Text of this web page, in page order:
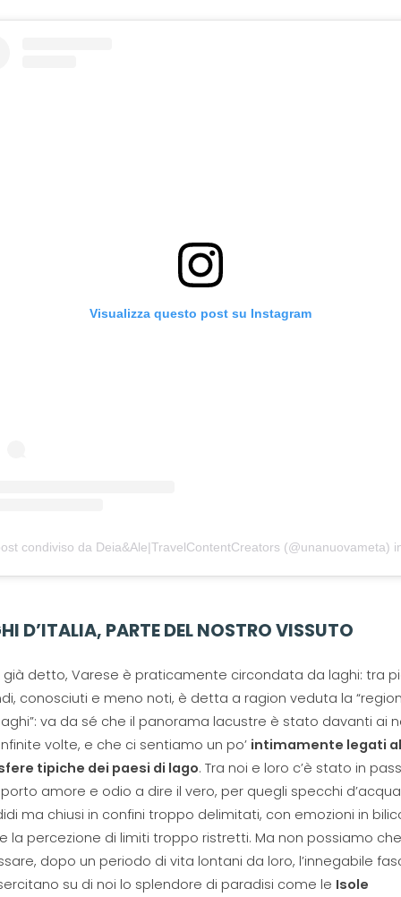
Visualizza questo post su Instagram
condiviso da Deia&Ale|TravelContentCreators (@unanuovameta)
D’ITALIA, PARTE DEL NOSTRO VISSUTO
già detto, Varese è praticamente circondata da laghi: tra
conosciuti e meno noti, è detta a ragion veduta la
va da sé che il panorama lacustre è stato davanti ai
volte, e che ci sentiamo un po’ intimamente legati
tipiche dei paesi di lago. Tra noi e loro c’è stato in
amore e odio a dire il vero, per quegli specchi d’acqua
ma chiusi in confini troppo delimitati, con emozioni in
e la percezione di limiti troppo ristretti. Ma non possiamo che
dopo un periodo di vita lontani da loro, l’innegabile
su di noi lo splendore di paradisi come le Isole